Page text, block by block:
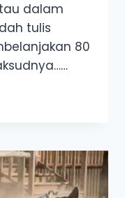
dalam
tulis
80